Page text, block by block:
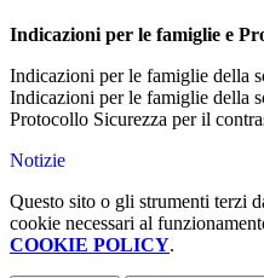
Indicazioni per le famiglie e
Indicazioni per le famiglie della
Indicazioni per le famiglie della
Protocollo Sicurezza per il
Notizie
Questo sito o gli strumenti terzi
cookie necessari al
COOKIE POLICY.